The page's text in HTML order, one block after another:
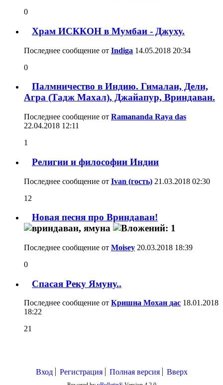
0
Храм ИСККОН в Мумбаи - Джуху.
Последнее сообщение от Indiga 14.05.2018 20:34
0
Палмничество в Индию. Гималаи, Дели,
Агра (Тадж Махал), Джайапур, Вриндаван.
Последнее сообщение от Ramananda Raya das
22.04.2018 12:11
1
Религии и философии Индии
Последнее сообщение от Ivan (гость) 21.03.2018 02:30
12
Новая песня про Вриндаван!
Последнее сообщение от Moisey 20.03.2018 18:39
0
Спасая Реку Ямуну..
Последнее сообщение от Кришна Мохан дас 18.01.2018
18:22
21
Вход Регистрация Полная версия Вверх